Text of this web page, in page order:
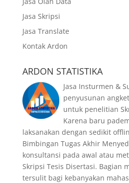
Jasa Skripsi
Jasa Translate
Kontak Ardon
ARDON STATISTIKA
Jasa Insturmen &
penyusunan
untuk penelitian
Karena baru
laksanakan dengan sedikit
Bimbingan Tugas Akhir
konsultansi pada awal atau
Skripsi Tesis Disertasi. Bagian
tersulit bagi kebanyakan